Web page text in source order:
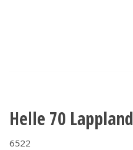
Helle 70 Lappland
6522